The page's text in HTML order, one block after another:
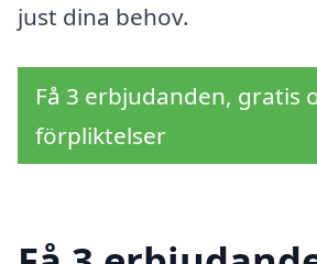
just dina behov.
Få 3 erbjudanden, gratis
förpliktelser